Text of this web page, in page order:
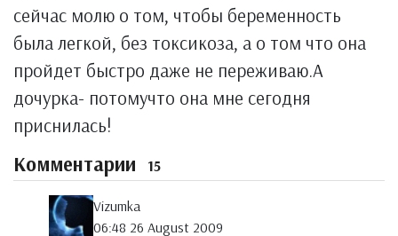
сейчас молю о том, чтобы беременность
была легкой, без токсикоза, а о том что она
пройдет быстро даже не переживаю.А
дочурка- потомучто она мне сегодня
приснилась!
Комментарии 15
Vizumka
06:48 26 August 2009